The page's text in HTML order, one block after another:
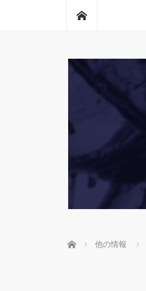
ホーム 他の情報